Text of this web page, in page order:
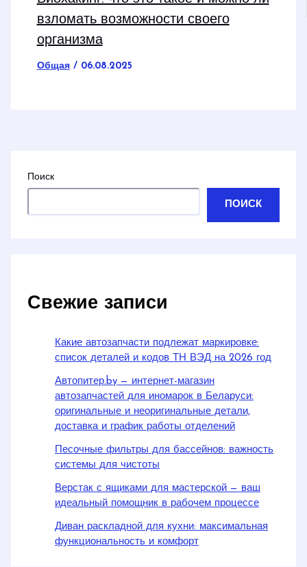
взломать возможности своего
организма
Общая/ 06.08.2025
Поиск
ПОИСК
Свежие записи
Какие автозапчасти подлежат маркировке:
список деталей и кодов ТН ВЭД на 2026 год
Автопитер.by — интернет-магазин
автозапчастей для иномарок в Беларуси:
оригинальные и неоригинальные детали,
доставка и график работы отделений
Песочные фильтры для бассейнов: важность
системы для чистоты
Верстак с ящиками для мастерской — ваш
идеальный помощник в рабочем процессе
Диван раскладной для кухни: максимальная
функциональность и комфорт